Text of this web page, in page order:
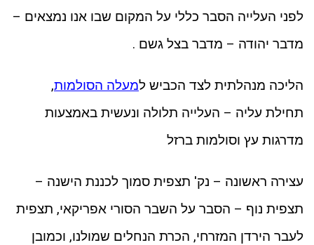
לפני העלייה הסבר כללי על המקום שבו אנו נמצאים –
מדבר יהודה – מדבר בצל גשם .
הליכה מנהלתית לצד הכביש למעלה הסולמות,
תחילת עליה – העלייה תלולה ונעשית באמצעות
מדרגות עץ וסולמות ברזל
עצירה ראשונה – נק' תצפית סמוך לכננת הישנה –
תצפית נוף – הסבר על השבר הסורי אפריקאי, תצפית
לעבר הירדן המזרחי, הכרת הנחלים שמולנו, וכמובן